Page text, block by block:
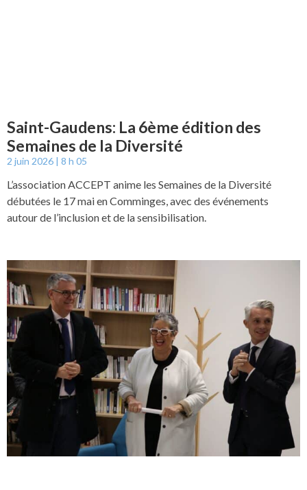
Saint-Gaudens: La 6ème édition des
Semaines de la Diversité
2 juin 2026 8 h 05
L’association ACCEPT anime les Semaines de la Diversité
débutées le 17 mai en Comminges, avec des événements
autour de l’inclusion et de la sensibilisation.